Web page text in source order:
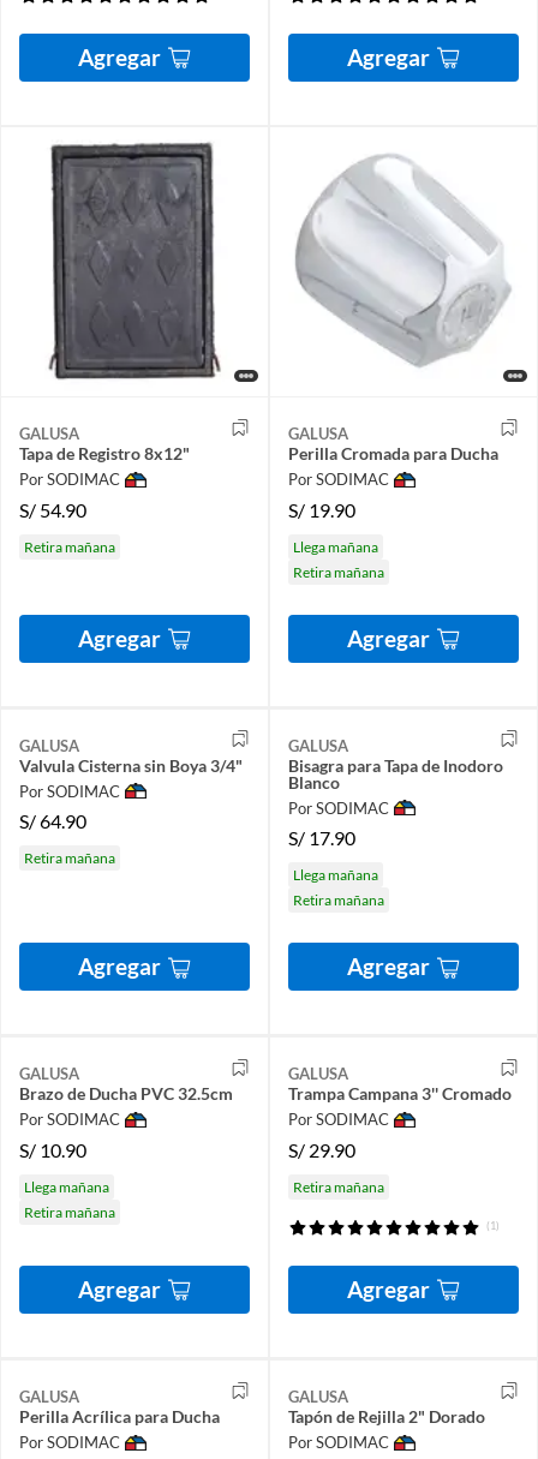
Agregar Agregar
GALUSA
Tapa de Registro 8x12"
Por SODIMAC
S/ 54.90
Retira mañana
Agregar
GALUSA
Perilla Cromada para Ducha
Por SODIMAC
S/ 19.90
Llega mañana
Retira mañana
Agregar
GALUSA
Valvula Cisterna sin Boya 3/4"
Por SODIMAC
S/64.90
Retira mañana
Agregar
GALUSA
Bisagra para Tapa de Inodoro
Blanco
Por SODIMAC
S/ 17.90
Llega mañana
Retira mañana
Agregar
GALUSA
Brazo de Ducha PVC 32.5cm
Por SODIMAC
S/ 10.90
Llega mañana
Retira mañana
Agregar
GALUSA
Trampa Campana 3'' Cromado
Por SODIMAC
S/ 29.90
Retira mañana
(1)
Agregar
GALUSA
Perilla Acrílica para Ducha
Por SODIMAC
GALUSA
Tapón de Rejilla 2" Dorado
Por SODIMAC